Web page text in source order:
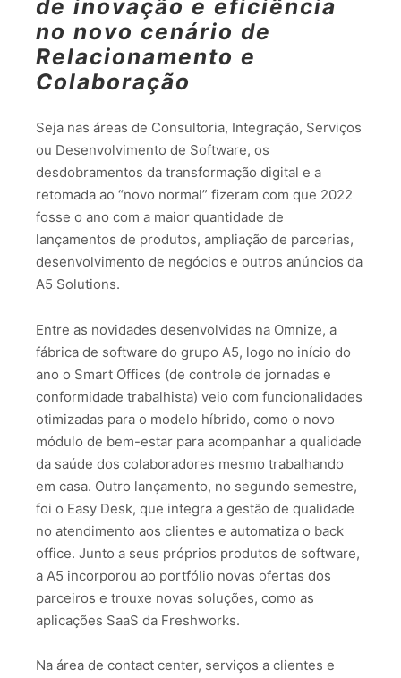
de inovação e eficiência
no novo cenário de
Relacionamento e
Colaboração
Seja nas áreas de Consultoria, Integração, Serviços
ou Desenvolvimento de Software, os
desdobramentos da transformação digital e a
retomada ao “novo normal” fizeram com que 2022
fosse o ano com a maior quantidade de
lançamentos de produtos, ampliação de parcerias,
desenvolvimento de negócios e outros anúncios da
A5 Solutions.
Entre as novidades desenvolvidas na Omnize, a
fábrica de software do grupo A5, logo no início do
ano o Smart Offices (de controle de jornadas e
conformidade trabalhista) veio com funcionalidades
otimizadas para o modelo híbrido, como o novo
módulo de bem-estar para acompanhar a qualidade
da saúde dos colaboradores mesmo trabalhando
em casa. Outro lançamento, no segundo semestre,
foi o Easy Desk, que integra a gestão de qualidade
no atendimento aos clientes e automatiza o back
office. Junto a seus próprios produtos de software,
a A5 incorporou ao portfólio novas ofertas dos
parceiros e trouxe novas soluções, como as
aplicações SaaS da Freshworks.
Na área de contact center, serviços a clientes e